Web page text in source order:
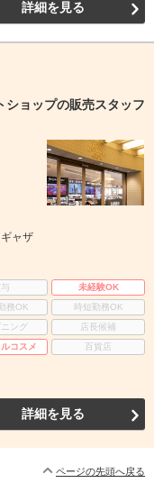
詳細を見る
ショップの販売スタッフ
ャザ
未経験OK
務OK
時短勤務OK
ング
店長候補
コスメ 百貨店
詳細を見る
ページの先頭へ戻る